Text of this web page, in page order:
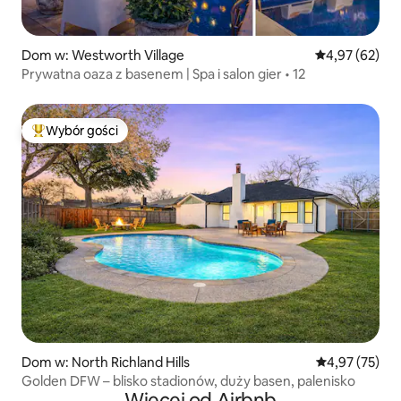
Dom w: Westworth Village Średnia
4,97 (62)
Prywatna oaza z basenem | Spa i salon gier • 12
Najpopularniejsze z kategorii Wybór gości
Wybór gości
Dom w: North Richland Hills Średnia
4,97 (75)
Golden DFW – blisko stadionów, duży basen, palenisko